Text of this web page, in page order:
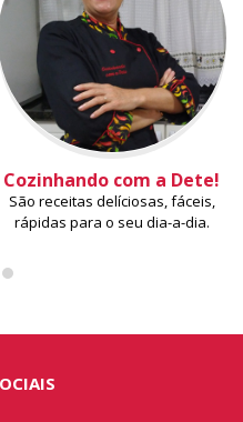
Cozinhando com a Dete!
São receitas delíciosas, fáceis,
rápidas para o seu dia-a-dia.